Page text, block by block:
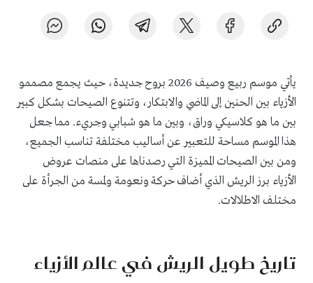
يأتي موسم ربيع وصيف 2026 بروح جديدة، حيث يجمع مصممو
الأزياء بين الحنين إلى الماضي والابتكار، وتتنوع الصيحات بشكل كبير
بين ما هو كلاسيكي وراق، وبين ما هو شبابي وجريء. مما جعل
هذا الموسم مساحة للتعبير عن أساليب مختلفة تناسب الجميع،
ومن بين الصيحات المميزة التي رصدناها على منصات عروض
الأزياء برز الريش الذي أضاف حركة ونعومة ولمسة من الجرأة على
مختلف الاطلالات.
تاريخ طويل الريش في عالم الأزياء